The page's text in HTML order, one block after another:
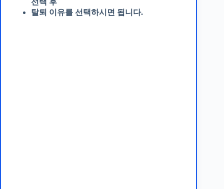
선택 후
탈퇴 이유를 선택하시면 됩니다.